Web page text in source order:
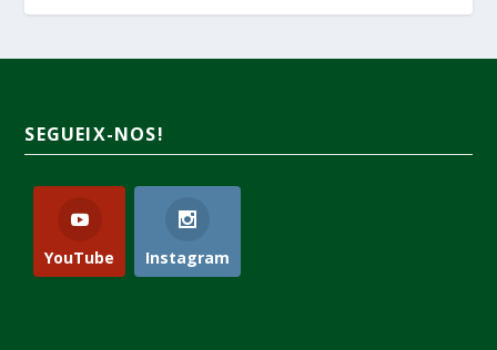
SEGUEIX-NOS!
YouTube Instagram